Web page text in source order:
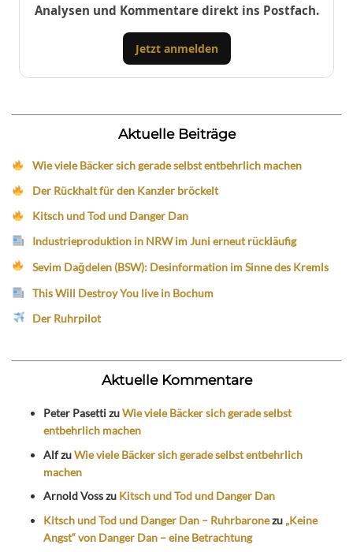
Analysen und Kommentare direkt ins Postfach.
Jetzt anmelden
Aktuelle Beiträge
Wie viele Bäcker sich gerade selbst entbehrlich machen
Der Rückhalt für den Kanzler bröckelt
Kitsch und Tod und Danger Dan
Industrieproduktion in NRW im Juni erneut rückläufig
Sevim Dağdelen (BSW): Desinformation im Sinne des Kremls
This Will Destroy You live in Bochum
Der Ruhrpilot
Aktuelle Kommentare
Peter PasettizuWie viele Bäcker sich gerade selbst
entbehrlich machen
AlfzuWie viele Bäcker sich gerade selbst entbehrlich
machen
Arnold Vosszu Kitsch und Tod und Danger Dan
Kitsch und Tod und Danger Dan – Ruhrbaronezu „Keine
Angst“ von Danger Dan – eine Betrachtung